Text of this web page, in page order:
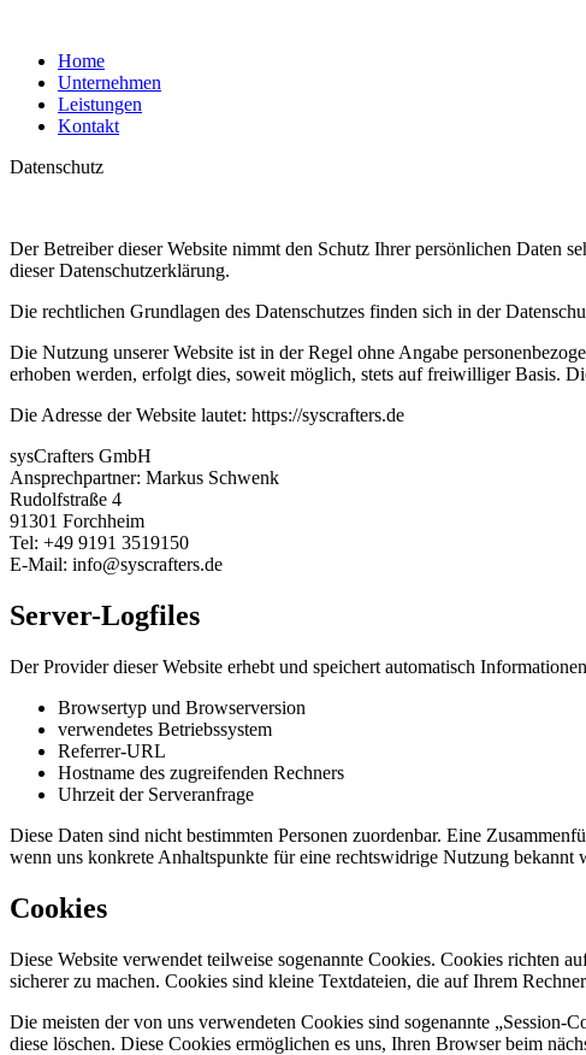
Home
Unternehmen
Leistungen
Kontakt
Datenschutz
Der Betreiber dieser Website nimmt den Schutz Ihrer persönlichen Daten
dieser Datenschutzerklärung.
Die rechtlichen Grundlagen des Datenschutzes finden sich in der
Die Nutzung unserer Website ist in der Regel ohne Angabe
erhoben werden, erfolgt dies, soweit möglich, stets auf freiwilliger Basis.
Die Adresse der Website lautet: https://syscrafters.de
sysCrafters GmbH
Ansprechpartner: Markus Schwenk
Rudolfstraße 4
91301 Forchheim
Tel: +49 9191 3519150
E-Mail: info@syscrafters.de
Server-Logfiles
Der Provider dieser Website erhebt und speichert automatisch
Browsertyp und Browserversion
verwendetes Betriebssystem
Referrer-URL
Hostname des zugreifenden Rechners
Uhrzeit der Serveranfrage
Diese Daten sind nicht bestimmten Personen zuordenbar. Eine
wenn uns konkrete Anhaltspunkte für eine rechtswidrige Nutzung bekannt
Cookies
Diese Website verwendet teilweise sogenannte Cookies. Cookies richten
sicherer zu machen. Cookies sind kleine Textdateien, die auf Ihrem
Die meisten der von uns verwendeten Cookies sind sogenannte „Session-
diese löschen. Diese Cookies ermöglichen es uns, Ihren Browser beim